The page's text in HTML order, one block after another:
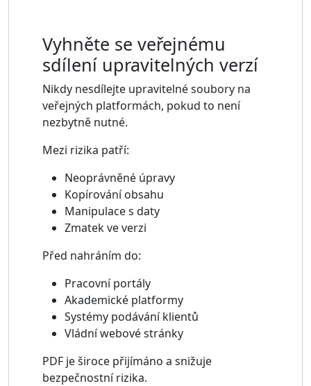
Vyhněte se veřejnému
sdílení upravitelných verzí
Nikdy nesdílejte upravitelné soubory na
veřejných platformách, pokud to není
nezbytně nutné.
Mezi rizika patří:
Neoprávněné úpravy
Kopírování obsahu
Manipulace s daty
Zmatek ve verzi
Před nahráním do:
Pracovní portály
Akademické platformy
Systémy podávání klientů
Vládní webové stránky
PDF je široce přijímáno a snižuje
bezpečnostní rizika.